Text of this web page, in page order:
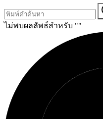
ไม่พบผลลัพธ์สำหรับ ""